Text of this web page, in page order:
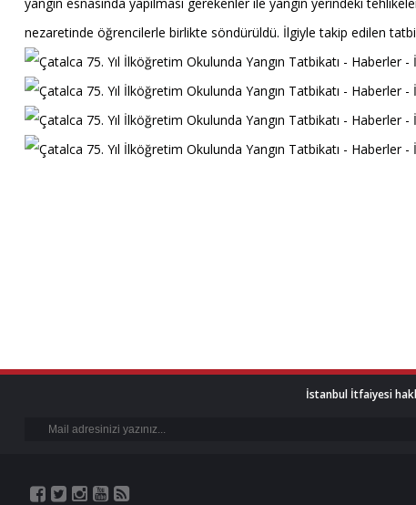
nezaretinde öğrencilerle birlikte söndürüldü. İlgiyle takip edilen
İstanbul İtfaiyesi